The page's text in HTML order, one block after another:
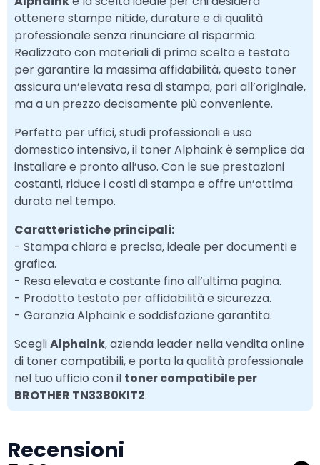
ottenere stampe nitide, durature e di qualità
professionale senza rinunciare al risparmio.
Realizzato con materiali di prima scelta e testato
per garantire la massima affidabilità, questo toner
assicura un’elevata resa di stampa, pari all’originale,
ma a un prezzo decisamente più conveniente.
Perfetto per uffici, studi professionali e uso
domestico intensivo, il toner Alphaink è semplice da
installare e pronto all’uso. Con le sue prestazioni
costanti, riduce i costi di stampa e offre un’ottima
durata nel tempo.
Caratteristiche principali:
- Stampa chiara e precisa, ideale per documenti e
grafica.
- Resa elevata e costante fino all’ultima pagina.
- Prodotto testato per affidabilità e sicurezza.
- Garanzia Alphaink e soddisfazione garantita.
ScegliAlphaink, azienda leader nella vendita online
di toner compatibili, e porta la qualità professionale
nel tuo ufficio con il toner compatibile per
BROTHER TN3380KIT2.
Recensioni